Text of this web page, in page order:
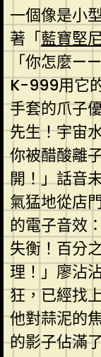
一個像是小
著「藍寶堅
「你怎麼
K-999用它
手套的爪子
先生！宇宙
你被醋酸離
開！」話音
氣猛地從店
的電子音效
失衡！百分
理！」廖沾
狂，已經找
他對蒜泥的
的影子佔滿